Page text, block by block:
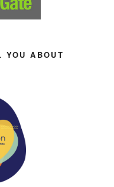
ABOUT